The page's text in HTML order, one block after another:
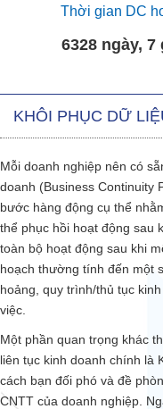
Thời gian DC
6328 ngày,
KHÔI PHỤC DỮ
Mỗi doanh nghiệp nên có
doanh (Business Continuity
bước hàng động cụ thể
thể phục hồi hoạt động sau
toàn bộ hoạt động sau khi
hoạch thường tính đến một
hoảng, quy trình/thủ tục
việc.
Một phần quan trọng khác
liên tục kinh doanh chính là
cách bạn đối phó và đề
CNTT của doanh nghiệp.